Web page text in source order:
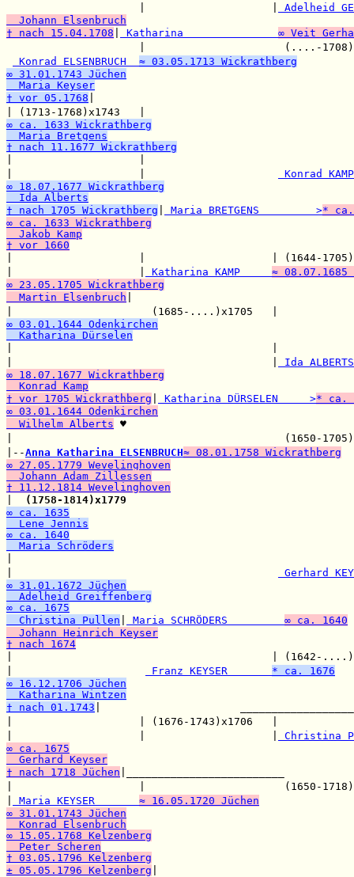
Adelheid
Johann Elsenbruch
† nach 15.04.1708
Katharina ∞ Veit
|
Konrad ELSENBRUCH ≈ 03.05.1713 Wickrathberg
∞ 31.01.1743 Jüchen
Maria Keyser
† vor 05.1768
| (1713-
∞ ca. 1633 Wickrathberg
Maria Bretgens
† nach 11.1677 Wickrathberg
Konrad
∞ 18.07.1677 Wickrathberg
Ida Alberts
† nach 1705 Wickrathberg
Maria BRETGENS         >* ca.
∞ ca. 1633 Wickrathberg
Jakob Kamp
† vor 1660
|                    |                    | (1644-
Katharina KAMP ≈ 08.07.1685
∞ 23.05.1705 Wickrathberg
Martin Elsenbruch
|                      (1685-
∞ 03.01.1644 Odenkirchen
Katharina Dürselen
Ida
∞ 18.07.1677 Wickrathberg
Konrad Kamp
† vor 1705 Wickrathberg
Katharina DÜRSELEN     >* ca.
∞ 03.01.1644 Odenkirchen
Wilhelm Alberts ♥
|                                           (1650-
|--Anna Katharina ELSENBRUCH≈ 08.01.1758 Wickrathberg
∞ 27.05.1779 Wevelinghoven
Johann Adam Zillessen
† 11.12.1814 Wevelinghoven
(1758-1814)x1779
∞ ca. 1635
Lene Jennis
∞ ca. 1640
Maria Schröders
Gerhard
∞ 31.01.1672 Jüchen
Adelheid Greiffenberg
∞ ca. 1675
Christina Pullen
Maria SCHRÖDERS ∞ ca. 1640
Johann Heinrich Keyser
† nach 1674
|                                         |
Franz KEYSER * ca. 1676
∞ 16.12.1706 Jüchen
Katharina Wintzen
† nach 01.1743
|                    | (1676-
Christina
∞ ca. 1675
Gerhard Keyser
† nach 1718 Jüchen
|                    |
Maria KEYSER ≈ 16.05.1720 Jüchen
∞ 31.01.1743 Jüchen
Konrad Elsenbruch
∞ 15.05.1768 Kelzenberg
Peter Scheren
† 03.05.1796 Kelzenberg
± 05.05.1796 Kelzenberg